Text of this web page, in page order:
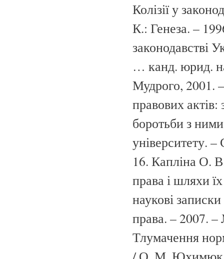
Колізії у
К.: Генеза. –
законодавстві
… канд. юрид.
Мудрого, 2001.
правових
боротьби з
університету.
16. Капліна О.
права і шляхи
наукові
права. – 2007.
Тлумачення